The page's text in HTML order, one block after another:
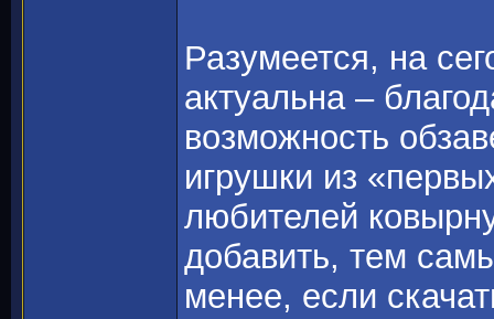
Разумеется, на
актуальна –
возможность
игрушки из
любителей
добавить, тем
менее, если